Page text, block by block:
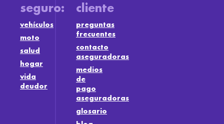
seguro:
vehículos
moto
salud
hogar
vida
deudor
cliente
preguntas
frecuentes
contacto
aseguradoras
medios
de
pago
aseguradoras
glosario